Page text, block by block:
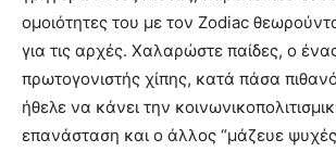
ομοιότητες του με τον Zodiac
για τις αρχές. Χαλαρώστε παίδες, ο
πρωτογονιστής χίπης, κατά πάσα
ήθελε να κάνει την
επανάσταση και ο άλλος “μάζευε